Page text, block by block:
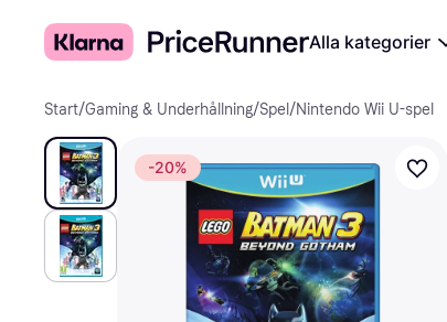
Alla kategorier
Start/Gaming & Underhållning/Spel /Nintendo Wii U-spel
-20%